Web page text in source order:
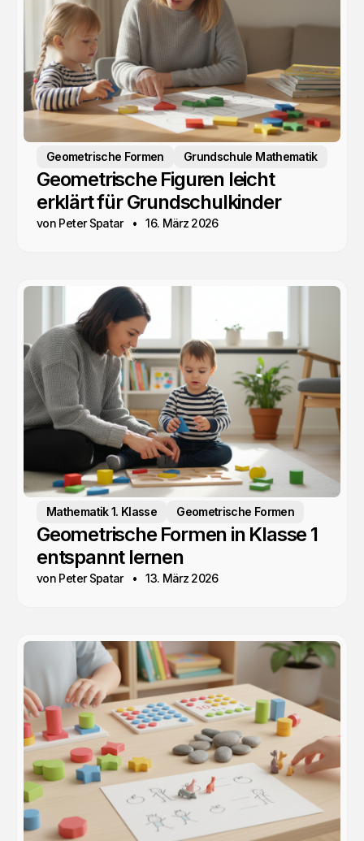
Geometrische Formen Grundschule Mathematik
Geometrische Figuren leicht
erklärt für Grundschulkinder
von Peter Spatar 16. März 2026
Mathematik 1. Klasse Geometrische Formen
Geometrische Formen in Klasse 1
entspannt lernen
von Peter Spatar 13. März 2026